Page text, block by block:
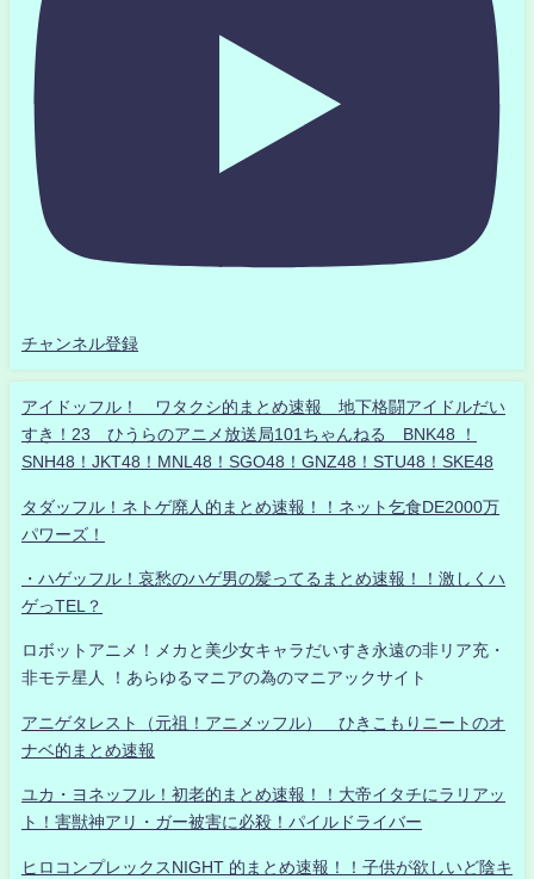
チャンネル登録
アイドッフル！ ワタクシ的まとめ速報 地下格闘アイドルだい
すき！23 ひうらのアニメ放送局101ちゃんねる BNK48 ！
SNH48！JKT48！MNL48！SGO48！GNZ48！STU48！SKE48
タダッフル！ネトゲ廃人的まとめ速報！！ネット乞食DE2000万
パワーズ！
・ハゲッフル！哀愁のハゲ男の髪ってるまとめ速報！！激しくハ
ゲっTEL？
ロボットアニメ！メカと美少女キャラだいすき永遠の非リア充・
非モテ星人 ！あらゆるマニアの為のマニアックサイト
アニゲタレスト（元祖！アニメッフル） ひきこもりニートのオ
ナベ的まとめ速報
ユカ・ヨネッフル！初老的まとめ速報！！大帝イタチにラリアッ
ト！害獣神アリ・ガー被害に必殺！パイルドライバー
ヒロコンプレックスNIGHT 的まとめ速報！！子供が欲しいど陰キ